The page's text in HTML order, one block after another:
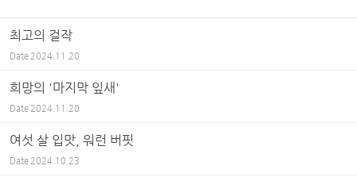
최고의 걸작
Date 2024.11.20
희망의 '마지막 잎새'
Date 2024.11.20
여섯 살 입맛, 워런 버핏
Date 2024.10.23